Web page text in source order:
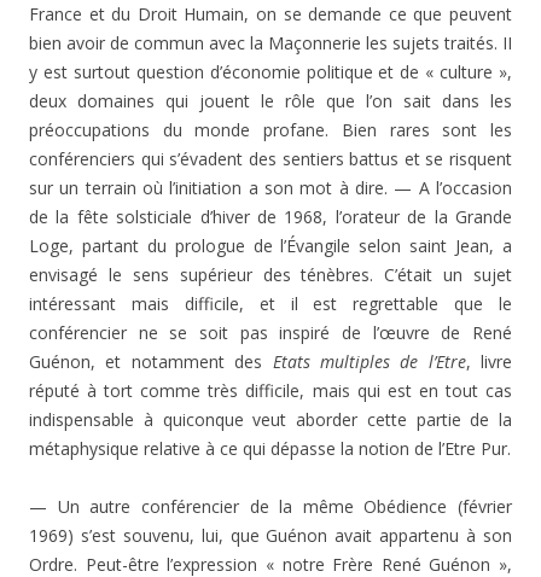
France et du Droit Humain, on se demande ce que peuvent
bien avoir de commun avec la Maçonnerie les sujets traités. II
y est surtout question d’économie politique et de « culture »,
deux domaines qui jouent le rôle que l’on sait dans les
préoccupations du monde profane. Bien rares sont les
conférenciers qui s’évadent des sentiers battus et se risquent
sur un terrain où l’initiation a son mot à dire. — A l’occasion
de la fête solsticiale d’hiver de 1968, l’orateur de la Grande
Loge, partant du prologue de l’Évangile selon saint Jean, a
envisagé le sens supérieur des ténèbres. C’était un sujet
intéressant mais difficile, et il est regrettable que le
conférencier ne se soit pas inspiré de l’œuvre de René
Guénon, et notamment des Etats multiples de l’Etre, livre
réputé à tort comme très difficile, mais qui est en tout cas
indispensable à quiconque veut aborder cette partie de la
métaphysique relative à ce qui dépasse la notion de l’Etre Pur.
— Un autre conférencier de la même Obédience (février
1969) s’est souvenu, lui, que Guénon avait appartenu à son
Ordre. Peut-être l’expression « notre Frère René Guénon »,